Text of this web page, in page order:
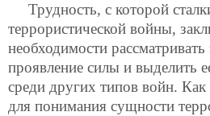
Трудность, с которой
террористической войны,
необходимости
проявление силы и выделить
среди других типов войн. Как
для понимания сущности